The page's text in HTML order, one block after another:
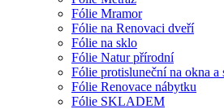
Fólie Mramor
Fólie na Renovaci dveří
Fólie na sklo
Fólie Natur přírodní
Fólie protisluneční na okna a
Fólie Renovace nábytku
Fólie SKLADEM